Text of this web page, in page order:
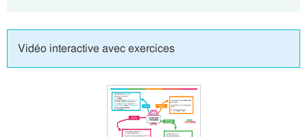
Vidéo interactive avec exercices